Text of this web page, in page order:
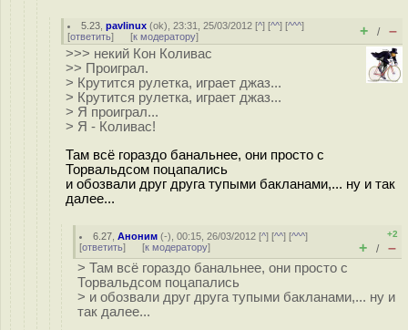
5.23 ,pavlinux (ok), 23:31, 25/03/2012 [^] [^^] [^^^]
[ответить] [к модератору] + / –
>>> некий Кон Коливас
>> Проиграл.
> Крутится рулетка, играет джаз...
> Крутится рулетка, играет джаз...
> Я проиграл...
> Я - Коливас!
Там всё гораздо банальнее, они просто с
Торвальдсом поцапались
и обозвали друг друга тупыми бакланами,... ну и так
далее...
6.27 ,Аноним (-), 00:15, 26/03/2012 [^] [^^] [^^^]
[ответить] [к модератору]
+2
+ / –
> Там всё гораздо банальнее, они просто с
Торвальдсом поцапались
> и обозвали друг друга тупыми бакланами,... ну и
так далее...